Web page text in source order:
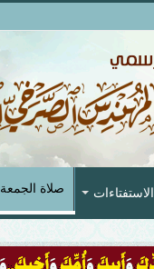
الاستفتاءات صلاة الجمعة